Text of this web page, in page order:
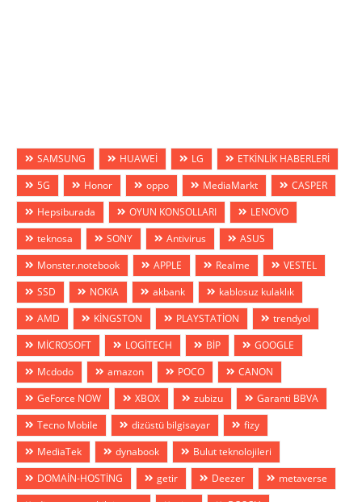
SAMSUNG HUAWEİ LG
ETKİNLİK HABERLERİ
5G
Honor oppo MediaMarkt
CASPER
Hepsiburada
OYUN KONSOLLARI
LENOVO
teknosa
SONY Antivirus
ASUS
Monster.notebook
APPLE Realme
VESTEL
SSD
NOKIA akbank
kablosuz kulaklık
AMD
KİNGSTON PLAYSTATİON
trendyol
MİCROSOFT
LOGİTECH BİP
GOOGLE
Mcdodo
amazon POCO
CANON
GeForce NOW
XBOX zubizu
Garanti BBVA
Tecno Mobile
dizüstü bilgisayar
fizy
MediaTek
dynabook
Bulut teknolojileri
DOMAİN-HOSTİNG
getir Deezer
metaverse